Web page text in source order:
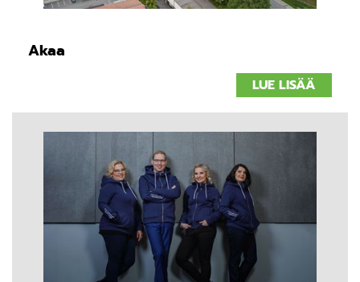
Akaa
LUE LISÄÄ